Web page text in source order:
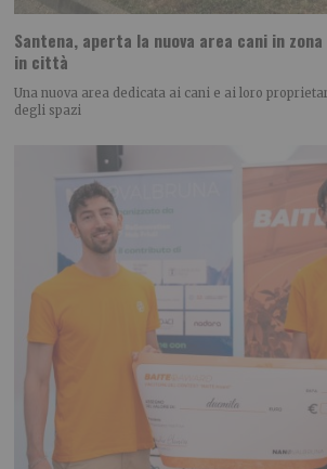
Santena, aperta la nuova area cani in
in città
Una nuova area dedicata ai cani e ai loro
degli spazi